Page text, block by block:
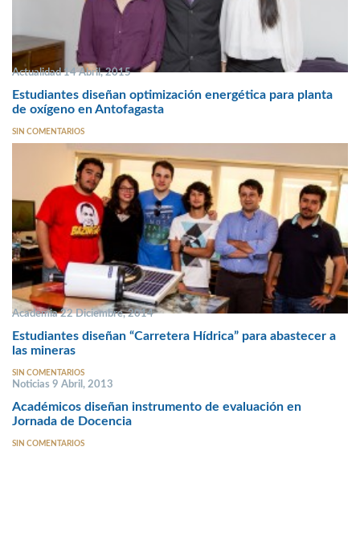
Actualidad 14 Abril, 2015
Estudiantes diseñan optimización energética para planta
de oxígeno en Antofagasta
SIN COMENTARIOS
Academia 22 Diciembre, 2014
Estudiantes diseñan “Carretera Hídrica” para abastecer a
las mineras
SIN COMENTARIOS
Noticias 9 Abril, 2013
Académicos diseñan instrumento de evaluación en
Jornada de Docencia
SIN COMENTARIOS